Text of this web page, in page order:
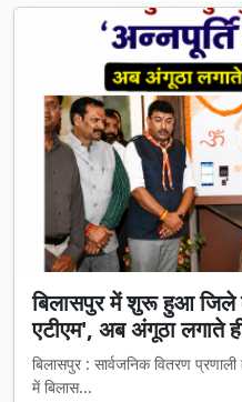
बिलासपुर में शुरू हुआ जिले
एटीएम', अब अंगूठा लगाते
बिलासपुर : सार्वजनिक वितरण
में बिलास...